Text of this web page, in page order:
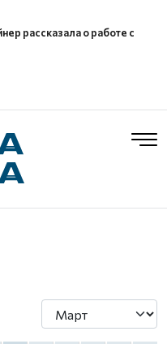
рассказала о работе с